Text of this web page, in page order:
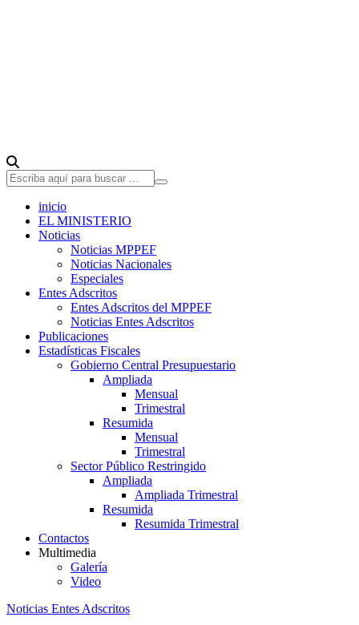
inicio
EL MINISTERIO
Noticias
Noticias MPPEF
Noticias Nacionales
Especiales
Entes Adscritos
Entes Adscritos del MPPEF
Noticias Entes Adscritos
Publicaciones
Estadísticas Fiscales
Gobierno Central Presupuestario
Ampliada
Mensual
Trimestral
Resumida
Mensual
Trimestral
Sector Público Restringido
Ampliada
Ampliada Trimestral
Resumida
Resumida Trimestral
Contactos
Multimedia
Galería
Video
Noticias Entes Adscritos